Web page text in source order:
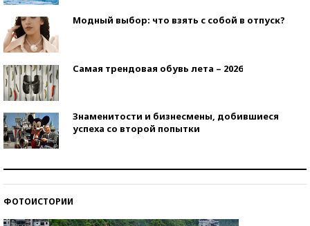
Модный выбор: что взять с собой в отпуск?
Самая трендовая обувь лета – 2026
Знаменитости и бизнесмены, добившиеся
успеха со второй попытки
ФОТОИСТОРИИ